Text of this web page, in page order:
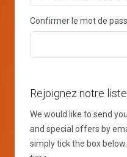
Confirmer le mot de
Rejoignez notre
We would like to send
and special offers by
simply tick the box